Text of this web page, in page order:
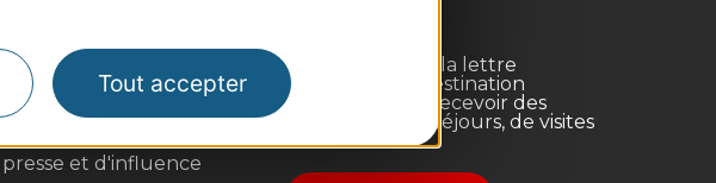
Tout accepter
Mice
presse et d'influence
Inscrivez-vous à la lettre
d'information Destination
Occitanie pour recevoir des
suggestions de séjours, de visites
et de sorties.